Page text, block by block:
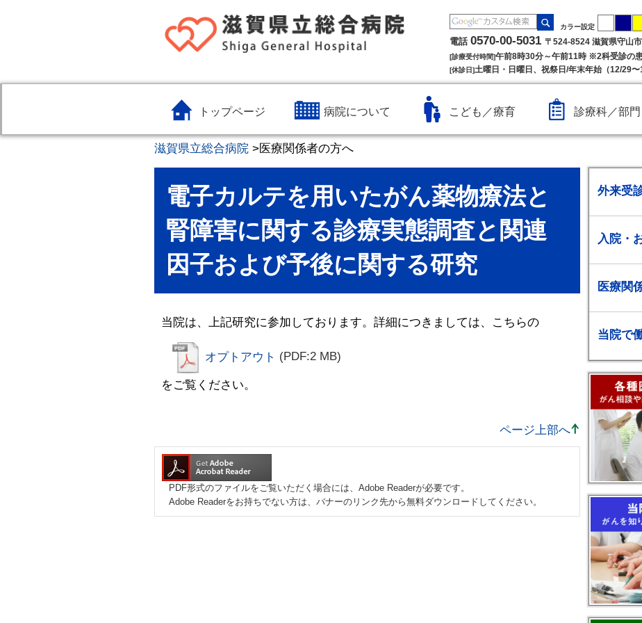
カラー設定
電話 0570-00-5031 〒524-8524 滋賀県守山
[診療受付時間]午前8時30分～午前11時 ※2科受診の
[休診日]土曜日・日曜日、祝祭日/年末年始（12/29〜
トップページ 病院について こども／療育 診療科／部門
滋賀県立総合病院 >医療関係者の方へ
電子カルテを用いたがん薬物療法と
腎障害に関する診療実態調査と関連
因子および予後に関する研究
当院は、上記研究に参加しております。詳細につきましては、こちらの
オプトアウト (PDF:2 MB)
をご覧ください。
ページ上部へ
PDF形式のファイルをご覧いただく場合には、Adobe Readerが必要です。
Adobe Readerをお持ちでない方は、バナーのリンク先から無料ダウンロードしてください。
外来受
入院・
医療関
当院で